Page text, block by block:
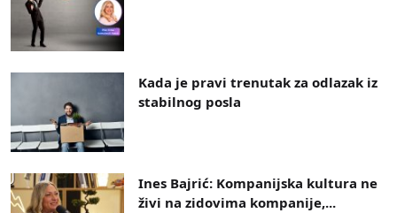
Kada je pravi trenutak za odlazak iz
stabilnog posla
Ines Bajrić: Kompanijska kultura ne
živi na zidovima kompanije,...